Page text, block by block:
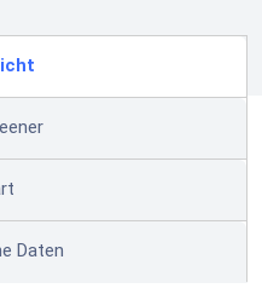
Daten